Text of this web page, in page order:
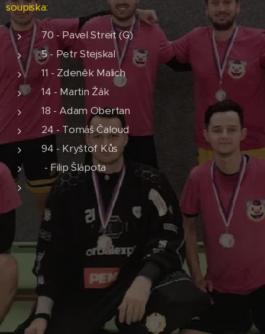
soupiska:
70 - Pavel Streit (G)
5 - Petr Stejskal
11 - Zdeněk Malich
14 - Martin Žák
18 - Adam Obertan
24 - Tomáš Čaloud
94 - Kryštof Kůs
- Filip Šlápota